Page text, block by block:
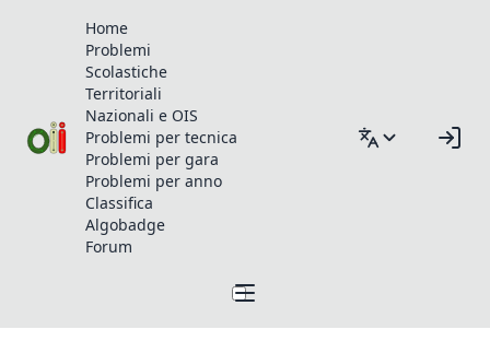
Home
Problemi
Scolastiche
Territoriali
Nazionali e OIS
Problemi per tecnica
Problemi per gara
Problemi per anno
Classifica
Algobadge
Forum